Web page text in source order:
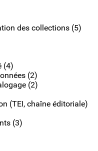
des collections (5)
(4)
(2)
(2)
(TEI, chaîne éditoriale)
(3)